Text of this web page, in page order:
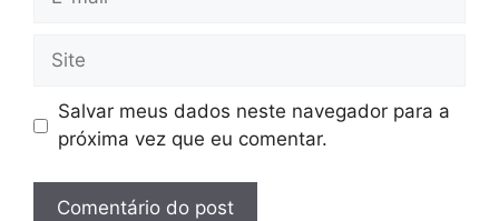
Site
Salvar meus dados neste navegador para a
próxima vez que eu comentar.